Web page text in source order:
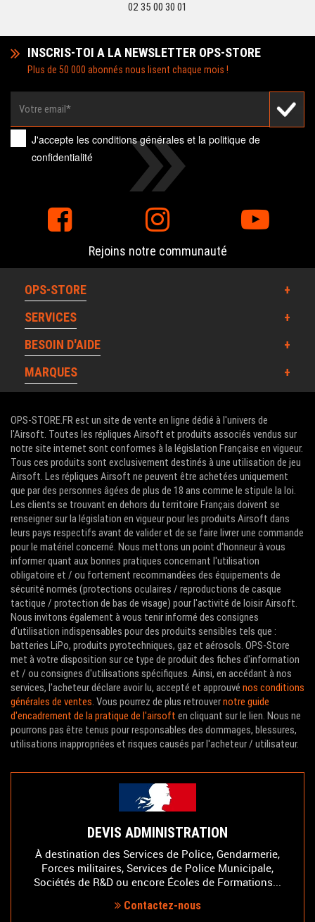
02 35 00 30 01
INSCRIS-TOI A LA NEWSLETTER OPS-STORE
Plus de 50 000 abonnés nous lisent chaque mois !
J'accepte lesconditions générales et lapolitique de
confidentialité
Rejoins notre communauté
OPS-STORE
SERVICES
BESOIN D'AIDE
MARQUES
OPS-STORE.FR est un site de vente en ligne dédié à l'univers de
l'Airsoft. Toutes les répliques Airsoft et produits associés vendus sur
notre site internet sont conformes à la législation Française en vigueur.
Tous ces produits sont exclusivement destinés à une utilisation de jeu
Airsoft. Les répliques Airsoft ne peuvent être achetées uniquement
que par des personnes âgées de plus de 18 ans comme le stipule la loi.
Les clients se trouvant en dehors du territoire Français doivent se
renseigner sur la législation en vigueur pour les produits Airsoft dans
leurs pays respectifs avant de valider et de se faire livrer une commande
pour le matériel concerné. Nous mettons un point d'honneur à vous
informer quant aux bonnes pratiques concernant l'utilisation
obligatoire et / ou fortement recommandées des équipements de
sécurité normés (protections oculaires / reproductions de casque
tactique / protection de bas de visage) pour l'activité de loisir Airsoft.
Nous invitons également à vous tenir informé des consignes
d'utilisation indispensables pour des produits sensibles tels que :
batteries LiPo, produits pyrotechniques, gaz et aérosols. OPS-Store
met à votre disposition sur ce type de produit des fiches d'information
et / ou consignes d'utilisations spécifiques. Ainsi, en accédant à nos
services, l'acheteur déclare avoir lu, accepté et approuvé nos conditions
générales de ventes. Vous pourrez de plus retrouvernotre guide
d'encadrement de la pratique de l'airsoft en cliquant sur le lien. Nous ne
pourrons pas être tenus pour responsables des dommages, blessures,
utilisations inappropriées et risques causés par l'acheteur / utilisateur.
DEVIS ADMINISTRATION
À destination des Services de Police, Gendarmerie,
Forces militaires, Services de Police Municipale,
Sociétés de R&D ou encore Écoles de Formations...
Contactez-nous